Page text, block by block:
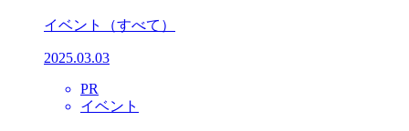
イベント （すべて）
2025.03.03
PR
イベント